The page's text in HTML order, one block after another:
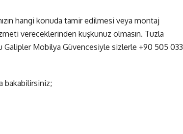
hangi konuda tamir edilmesi veya montaj
vereceklerinden kuşkunuz olmasın. Tuzla
Galipler Mobilya Güvencesiyle sizlerle +90 505 033
bakabilirsiniz;